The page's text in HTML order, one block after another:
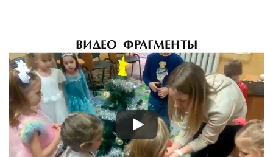
ВИДЕО ФРАГМЕНТЫ